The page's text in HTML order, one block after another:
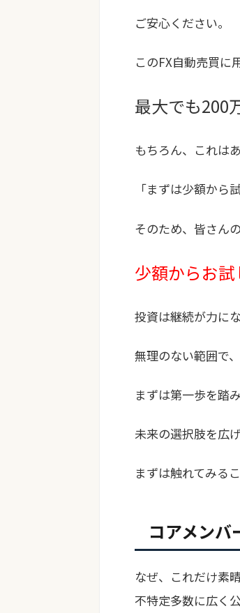
ご安心ください。
このFX自動売買に
最大でも200
もちろん、これは
「まずは少額から
そのため、皆さん
少額からお
投資は継続が力に
無理のない範囲で、
まずは第一歩を踏
未来の選択肢を広
まずは触れてみる
コアメンバ
なぜ、これだけ素
不特定多数に広く